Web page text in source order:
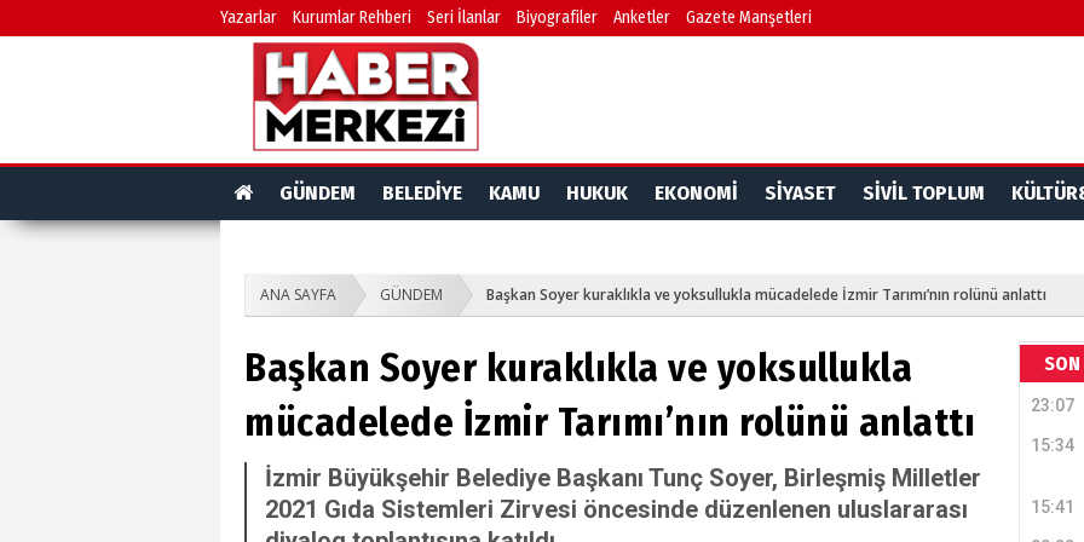
Yazarlar Kurumlar Rehberi Seri İlanlar Biyografiler Anketler Gazete Manşetleri
GÜNDEM BELEDİYE KAMU HUKUK EKONOMİ SİYASET SİVİL TOPLUM
ANA SAYFA GÜNDEM Başkan Soyer kuraklıkla ve yoksullukla mücadelede İzmir Tarımı’nın rolünü anlattı
Başkan Soyer kuraklıkla ve yoksullukla
mücadelede İzmir Tarımı’nın rolünü anlattı
İzmir Büyükşehir Belediye Başkanı Tunç Soyer, Birleşmiş Milletler
2021 Gıda Sistemleri Zirvesi öncesinde düzenlenen uluslararası
SON
23:07
15:34
15:41